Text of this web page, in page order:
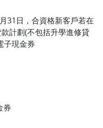
31日，合資格新客戶若在
計劃(不包括升學進修貸
子現金券
券